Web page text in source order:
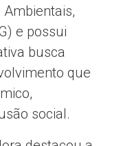
e possui
busca
que
social.